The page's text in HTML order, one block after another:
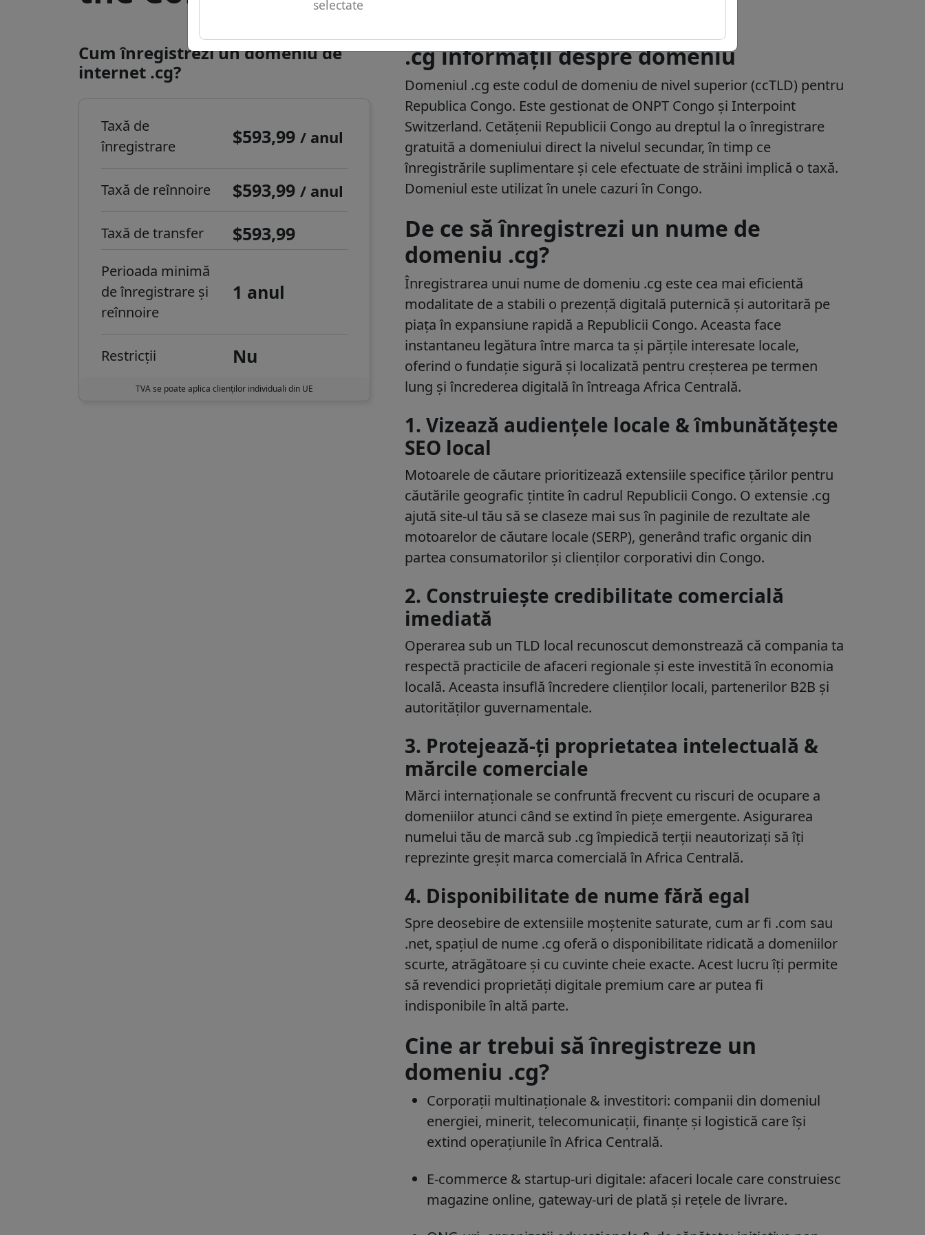
selectate
Cum înregistrezi un domeniu de
internet .cg?
Taxă de
înregistrare
$593,99/ anul
Taxă de reînnoire $593,99/ anul
Taxă de transfer $593,99
Perioada minimă
de înregistrare și
reînnoire
1 anul
Restricții Nu
TVA se poate aplica clienților individuali din UE
.cg informații despre domeniu
Domeniul .cg este codul de domeniu de nivel superior (ccTLD) pentru
Republica Congo. Este gestionat de ONPT Congo și Interpoint
Switzerland. Cetățenii Republicii Congo au dreptul la o înregistrare
gratuită a domeniului direct la nivelul secundar, în timp ce
înregistrările suplimentare și cele efectuate de străini implică o taxă.
Domeniul este utilizat în unele cazuri în Congo​.
De ce să înregistrezi un nume de
domeniu .cg?
Înregistrarea unui nume de domeniu .cg este cea mai eficientă
modalitate de a stabili o prezență digitală puternică și autoritară pe
piața în expansiune rapidă a Republicii Congo. Aceasta face
instantaneu legătura între marca ta și părțile interesate locale,
oferind o fundație sigură și localizată pentru creșterea pe termen
lung și încrederea digitală în întreaga Africa Centrală.
1. Vizează audiențele locale & îmbunătățește
SEO local
Motoarele de căutare prioritizează extensiile specifice țărilor pentru
căutările geografic țintite în cadrul Republicii Congo. O extensie .cg
ajută site-ul tău să se claseze mai sus în paginile de rezultate ale
motoarelor de căutare locale (SERP), generând trafic organic din
partea consumatorilor și clienților corporativi din Congo.
2. Construiește credibilitate comercială
imediată
Operarea sub un TLD local recunoscut demonstrează că compania ta
respectă practicile de afaceri regionale și este investită în economia
locală. Aceasta insuflă încredere clienților locali, partenerilor B2B și
autorităților guvernamentale.
3. Protejează-ți proprietatea intelectuală &
mărcile comerciale
Mărci internaționale se confruntă frecvent cu riscuri de ocupare a
domeniilor atunci când se extind în piețe emergente. Asigurarea
numelui tău de marcă sub .cg împiedică terții neautorizați să îți
reprezinte greșit marca comercială în Africa Centrală.
4. Disponibilitate de nume fără egal
Spre deosebire de extensiile moștenite saturate, cum ar fi .com sau
.net, spațiul de nume .cg oferă o disponibilitate ridicată a domeniilor
scurte, atrăgătoare și cu cuvinte cheie exacte. Acest lucru îți permite
să revendici proprietăți digitale premium care ar putea fi
indisponibile în altă parte.
Cine ar trebui să înregistreze un
domeniu .cg?
Corporații multinaționale & investitori: companii din domeniul
energiei, minerit, telecomunicații, finanțe și logistică care își
extind operațiunile în Africa Centrală.
E-commerce & startup-uri digitale: afaceri locale care construiesc
magazine online, gateway-uri de plată și rețele de livrare.